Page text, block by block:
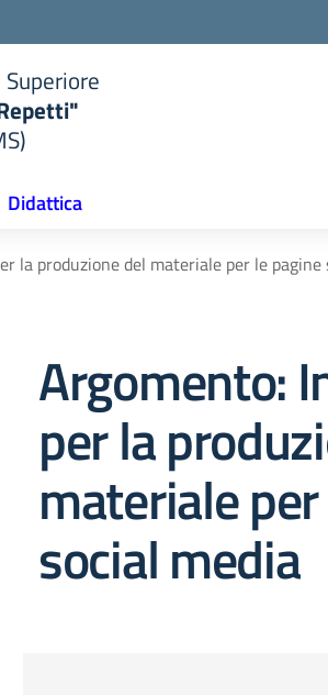
Didattica
la produzione del materiale per le pagine
Argomento:
per la
materiale
social media